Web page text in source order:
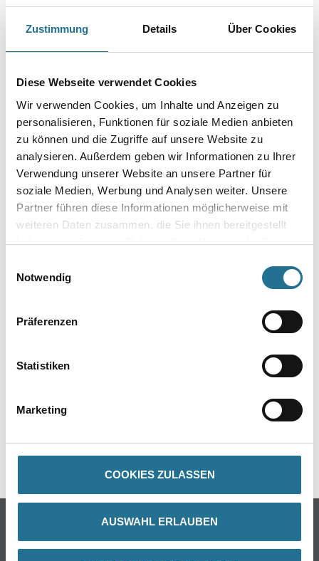
Zustimmung Details Über Cookies
Diese Webseite verwendet Cookies
Wir verwenden Cookies, um Inhalte und Anzeigen zu
personalisieren, Funktionen für soziale Medien anbieten
zu können und die Zugriffe auf unsere Website zu
analysieren. Außerdem geben wir Informationen zu Ihrer
Verwendung unserer Website an unsere Partner für
soziale Medien, Werbung und Analysen weiter. Unsere
Partner führen diese Informationen möglicherweise mit
weiteren Daten zusammen, die Sie ihnen bereitgestellt
haben oder die sie im Rahmen Ihrer Nutzung der Dienste
Notwendig
Präferenzen
Statistiken
Marketing
COOKIES ZULASSEN
AUSWAHL ERLAUBEN
Art-Nr.:1117-000069
Geeignet für SCHÖNOX-Spachtelmassen.
Gebinde
Umrechnungsfaktoren
GEFAHRENHINWEISE
Farbe